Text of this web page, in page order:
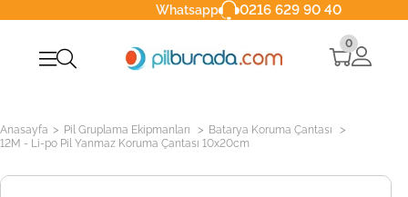
Whatsapp 0216 629 90 40
0
Anasayfa > Pil Gruplama Ekipmanları > Batarya Koruma Çantası >
12M - Li-po Pil Yanmaz Koruma Çantası 10x20cm